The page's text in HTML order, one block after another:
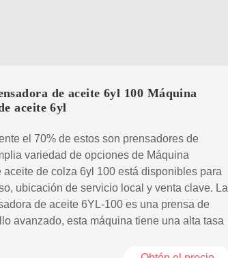
de aceite 6yl 100 Máquina
aceite 6yl
el 70% de estos son prensadores de
variedad de opciones de Máquina
aceite de colza 6yl 100 está disponibles para
ubicación de servicio local y venta clave. La
de aceite 6YL-100 es una prensa de
avanzado, esta máquina tiene una alta tasa